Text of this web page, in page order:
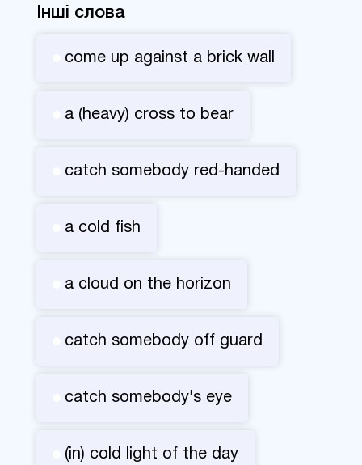
Інші слова
come up against a brick wall
a (heavy) cross to bear
catch somebody red-handed
a cold fish
a cloud on the horizon
catch somebody off guard
catch somebody's eye
(in) cold light of the day